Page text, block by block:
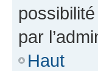
par
Haut